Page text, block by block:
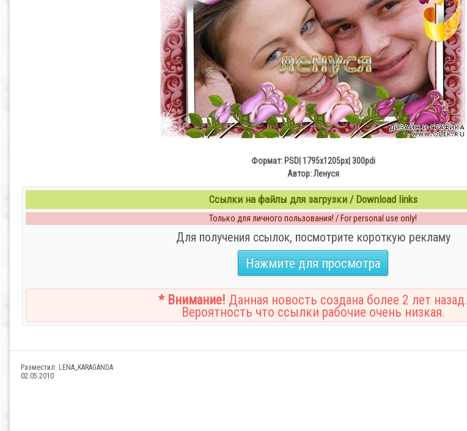
Формат: PSD| 1795x1205px| 300pdi
Автор: Ленуся
Ссылки на файлы для загрузки / Download links
Только для личного пользования! / For personal use only!
Для получения ссылок, посмотрите короткую рекламу
Нажмите для просмотра
* Внимание! Данная новость создана более 2 лет назад.
Вероятность что ссылки рабочие очень низкая.
Разместил: LENA_KARAGANDA
02.05.2010